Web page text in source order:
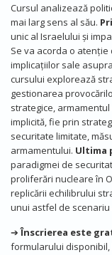
Cursul analizează
mai larg sens al său.
unic al Israelului și
Se va acorda o
implicațiilor sale
cursului explorează
gestionarea
strategice,
implicită, fie prin
securitate limitate,
armamentului. Ultima
paradigmei de
proliferări nucleare în
replicării echilibrului
unui astfel de
➔Înscrierea este
formularului